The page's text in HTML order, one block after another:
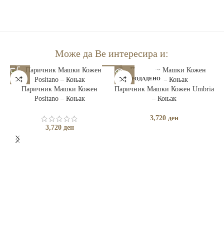
Може да Ве интересира и:
Паричник Машки Кожен
Positano – Коњак
3,720 ден
РАСПРОДАДЕНО
Паричник Машки Кожен Umbria
– Коњак
3,720 ден